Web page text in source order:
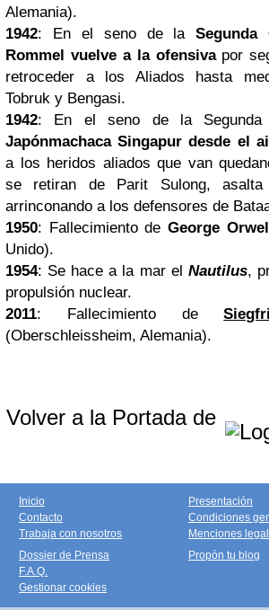
Alemania).
1942: En el seno de laSegunda
Rommel vuelve a la ofensivapor
retroceder a los Aliados hasta
Tobruk y Bengasi.
1942: En el seno de la Segunda
Japónmachaca Singapur desde el
a los heridos aliados que van
se retiran de Parit Sulong,
arrinconando a los defensores de
1950: Fallecimiento de George
Unido).
1954: Se hace a la mar el Nautilus,
propulsión nuclear.
2011: Fallecimiento de
(Oberschleissheim, Alemania).
Volver a la Portada de
Inicio
Contacto
Trabaja con nosotros
Presentación
Condiciones
Menciones
Dossier de Prensa
F.A.Q.
Gestionar cookies
Propón tu blog